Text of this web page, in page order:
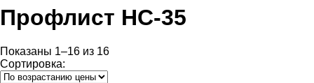
Профлист НС-35
Показаны 1–16 из 16
Сортировка: